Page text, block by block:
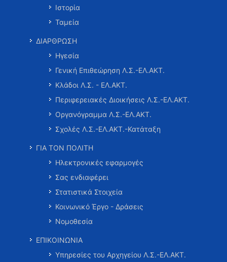
Ιστορία
Ταμεία
ΔΙΑΡΘΡΩΣΗ
Ηγεσία
Γενική Επιθεώρηση Λ.Σ.-ΕΛ.ΑΚΤ.
Κλάδοι Λ.Σ. - ΕΛ.ΑΚΤ.
Περιφερειακές Διοικήσεις Λ.Σ.-ΕΛ.ΑΚΤ.
Οργανόγραμμα Λ.Σ.-ΕΛ.ΑΚΤ.
Σχολές Λ.Σ.-ΕΛ.ΑΚΤ.-Κατάταξη
ΓΙΑ ΤΟΝ ΠΟΛΙΤΗ
Ηλεκτρονικές εφαρμογές
Σας ενδιαφέρει
Στατιστικά Στοιχεία
Κοινωνικό Έργο - Δράσεις
Νομοθεσία
ΕΠΙΚΟΙΝΩΝΙΑ
Υπηρεσίες του Αρχηγείου Λ.Σ.-ΕΛ.ΑΚΤ.